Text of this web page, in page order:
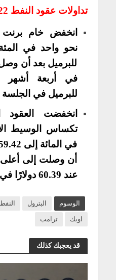
تداولات عقود النفط 22-03-2019
انخفض خام برنت
للبرميل بعد أن
للبرميل في الجلسة
انخفضت
عند 60.39 دولارًا في اليوم السابق.
الوسوم البترول النفط
اوبك
ترامب
قد يعجبك كذلك